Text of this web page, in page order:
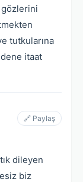
gözlerini
tutkularına
itaat
🔗 Paylaş
dileyen
biz